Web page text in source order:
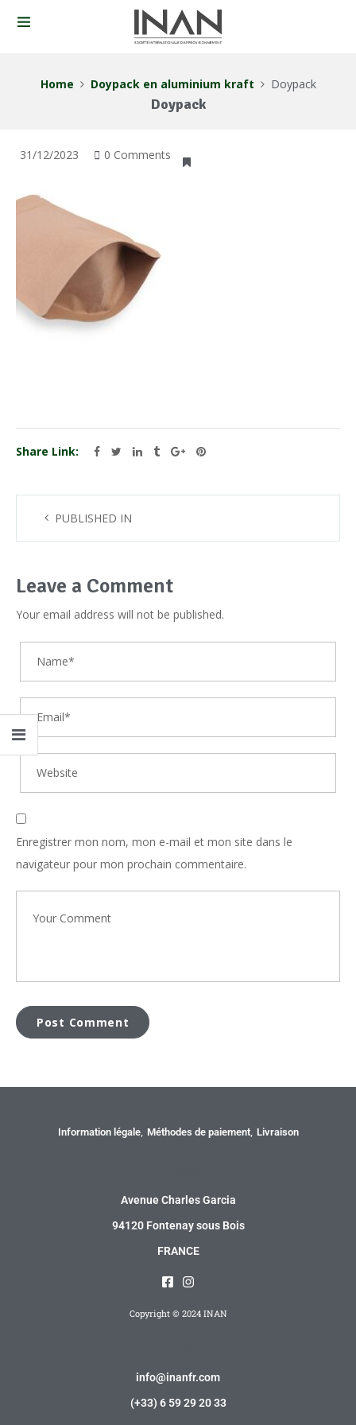
Home Doypack en aluminium kraft Doypack
Doypack
31/12/2023 0 Comments
Share Link:
PUBLISHED IN
Leave a Comment
Your email address will not be published.
Enregistrer mon nom, mon e-mail et mon site dans le
navigateur pour mon prochain commentaire.
Information légale Méthodes de paiement Livraison
Avenue Charles Garcia
94120 Fontenay sous Bois
FRANCE
Copyright © 2024 INAN
info@inanfr.com
(+33) 6 59 29 20 33